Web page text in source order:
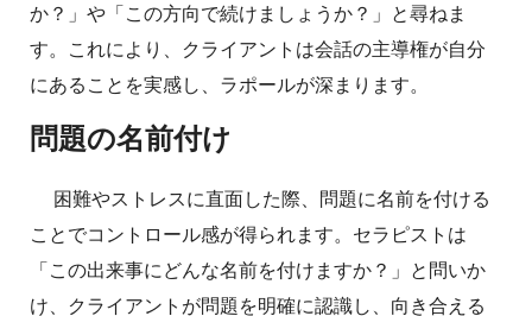
か？」や「この方向で続けましょうか？」と尋ねま
す。これにより、クライアントは会話の主導権が自分
にあることを実感し、ラポールが深まります。
問題の名前付け
困難やストレスに直面した際、問題に名前を付ける
ことでコントロール感が得られます。セラピストは
「この出来事にどんな名前を付けますか？」と問いか
け、クライアントが問題を明確に認識し、向き合える